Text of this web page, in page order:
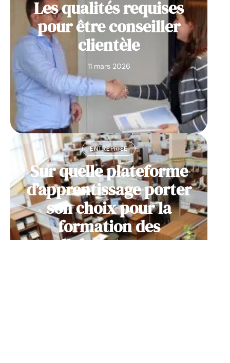
Les qualités requises
pour être conseiller
clientèle
11 mars 2026
ENTREPRISE
Sur quelle plateforme
d’apprentissage porter
son choix pour la
formation des
collaborateurs en